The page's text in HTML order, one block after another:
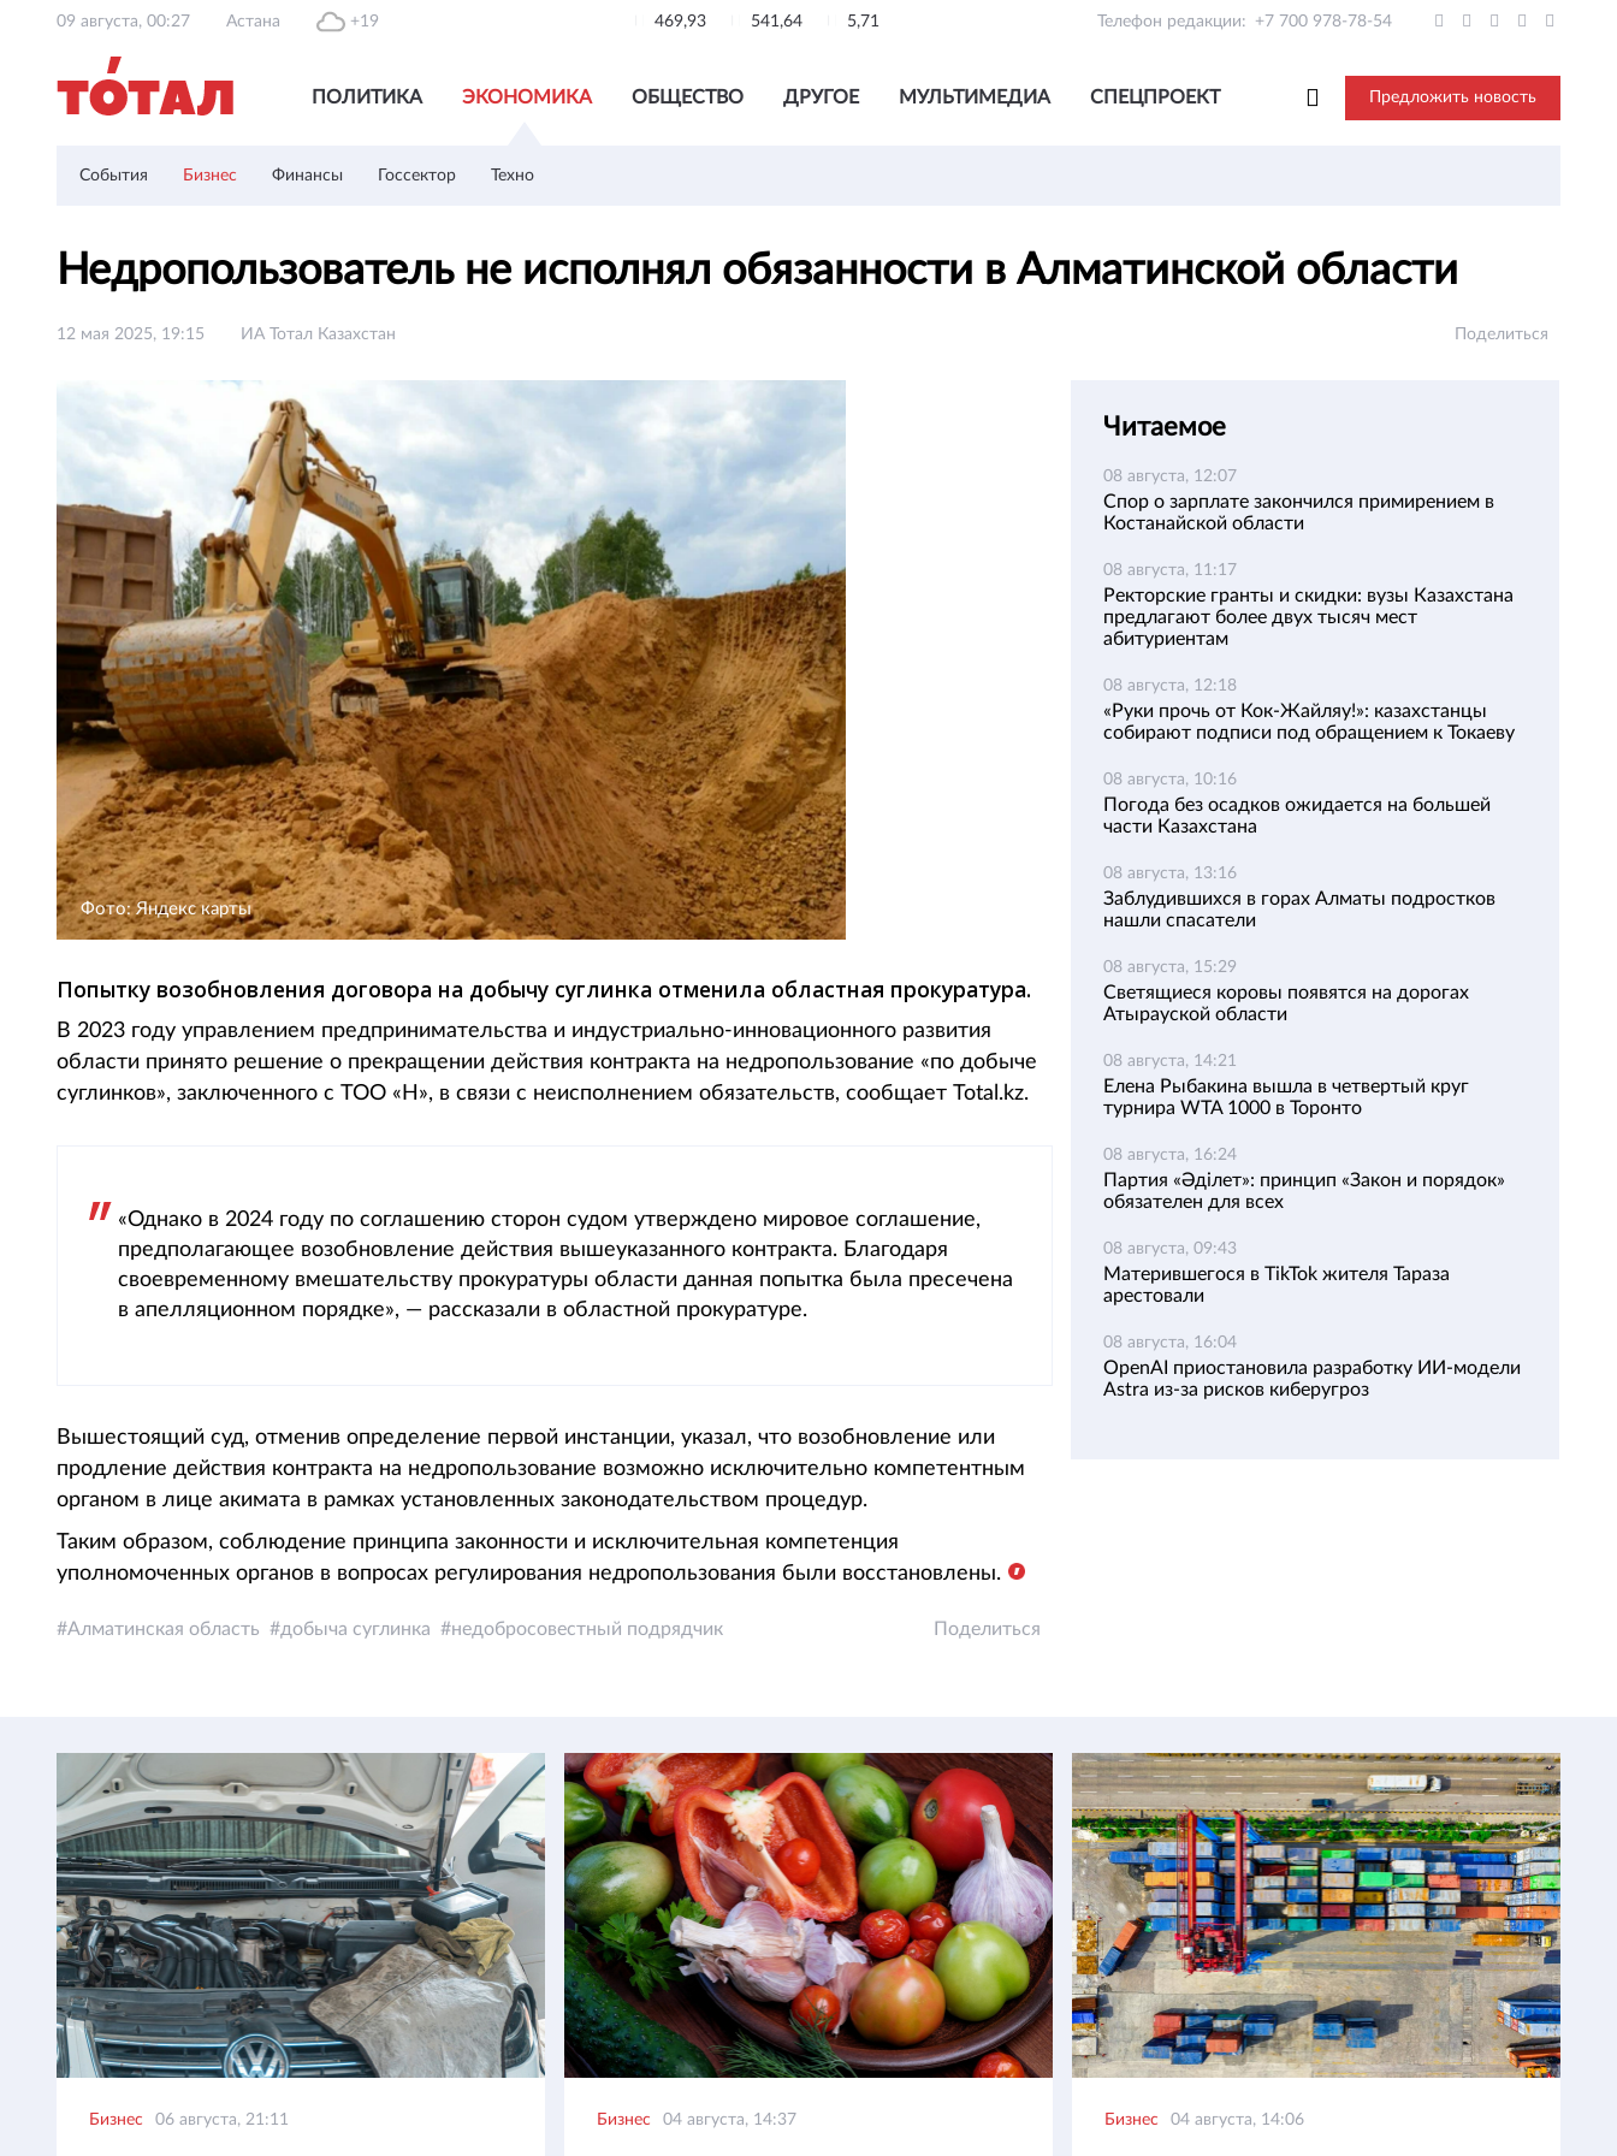
09 августа, 00:27 Астана +19 469,93 541,64 5,71 Телефон редакции: +7 700 978-78-54
ПОЛИТИКА ЭКОНОМИКА ОБЩЕСТВО ДРУГОЕ МУЛЬТИМЕДИА СПЕЦПРОЕКТ Предложить новость
События Бизнес Финансы Госсектор Техно
Недропользователь не исполнял обязанности в Алматинской области
12 мая 2025, 19:15 ИА Тотал Казахстан Поделиться
Фото: Яндекс карты
Попытку возобновления договора на добычу суглинка отменила областная прокуратура.
В 2023 году управлением предпринимательства и индустриально-инновационного развития
области принято решение о прекращении действия контракта на недропользование «по добыче
суглинков», заключенного с ТОО «Н», в связи с неисполнением обязательств, сообщает Total.kz.
«Однако в 2024 году по соглашению сторон судом утверждено мировое соглашение,
предполагающее возобновление действия вышеуказанного контракта. Благодаря
своевременному вмешательству прокуратуры области данная попытка была пресечена
в апелляционном порядке», — рассказали в областной прокуратуре.
Вышестоящий суд, отменив определение первой инстанции, указал, что возобновление или
продление действия контракта на недропользование возможно исключительно компетентным
органом в лице акимата в рамках установленных законодательством процедур.
Таким образом, соблюдение принципа законности и исключительная компетенция
уполномоченных органов в вопросах регулирования недропользования были восстановлены.
Алматинская область добыча суглинка недобросовестный подрядчик Поделиться
Читаемое
08 августа, 12:07
Спор о зарплате закончился примирением в
Костанайской области
08 августа, 11:17
Ректорские гранты и скидки: вузы Казахстана
предлагают более двух тысяч мест
абитуриентам
08 августа, 12:18
«Руки прочь от Кок-Жайляу!»: казахстанцы
собирают подписи под обращением к Токаеву
08 августа, 10:16
Погода без осадков ожидается на большей
части Казахстана
08 августа, 13:16
Заблудившихся в горах Алматы подростков
нашли спасатели
08 августа, 15:29
Светящиеся коровы появятся на дорогах
Атырауской области
08 августа, 14:21
Елена Рыбакина вышла в четвертый круг
турнира WTA 1000 в Торонто
08 августа, 16:24
Партия «Әділет»: принцип «Закон и порядок»
обязателен для всех
08 августа, 09:43
Матерившегося в TikTok жителя Тараза
арестовали
08 августа, 16:04
OpenAI приостановила разработку ИИ-модели
Astra из-за рисков киберугроз
Бизнес 06 августа, 21:11 Бизнес 04 августа, 14:37 Бизнес 04 августа, 14:06